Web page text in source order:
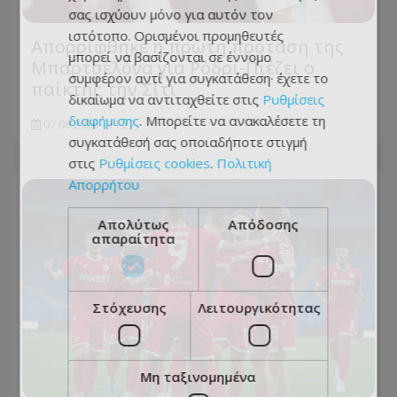
Απορρίφθηκε η πρώτη πρόταση της
Μπαρτσελόνα για Ρόδρι-Πιέζει ο
παίκτης την Σίτι
07.08.2026 - 11:27
σας ισχύουν μόνο για αυτόν τον
ιστότοπο. Ορισμένοι προμηθευτές
μπορεί να βασίζονται σε έννομο
συμφέρον αντί για συγκατάθεση· έχετε το
δικαίωμα να αντιταχθείτε στις Ρυθμίσεις
διαφήμισης. Μπορείτε να ανακαλέσετε τη
συγκατάθεσή σας οποιαδήποτε στιγμή
στις Ρυθμίσεις cookies. Πολιτική
Απορρήτου
Απολύτως
απαραίτητα
Απόδοσης
Στόχευσης Λειτουργικότητας
Μη ταξινομημένα